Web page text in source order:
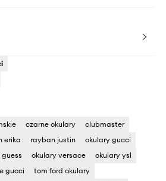
czarne okulary
clubmaster
erika rayban justin
okulary gucci
okulary versace
okulary ysl
gucci
tom ford okulary